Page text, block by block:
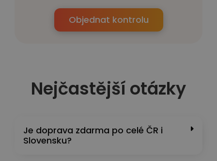
Objednat kontrolu
Nejčastější otázky
Je doprava zdarma po celé ČR i
Slovensku?